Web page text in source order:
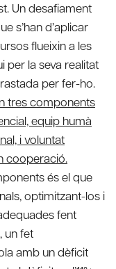
Un desafiament
s’han d’aplicar
flueixin a les
per la seva realitat
per fer-ho.
tres components
equip humà
i voluntat
cooperació.
és el que
optimitzant-los i
fent
un fet
amb un dèficit